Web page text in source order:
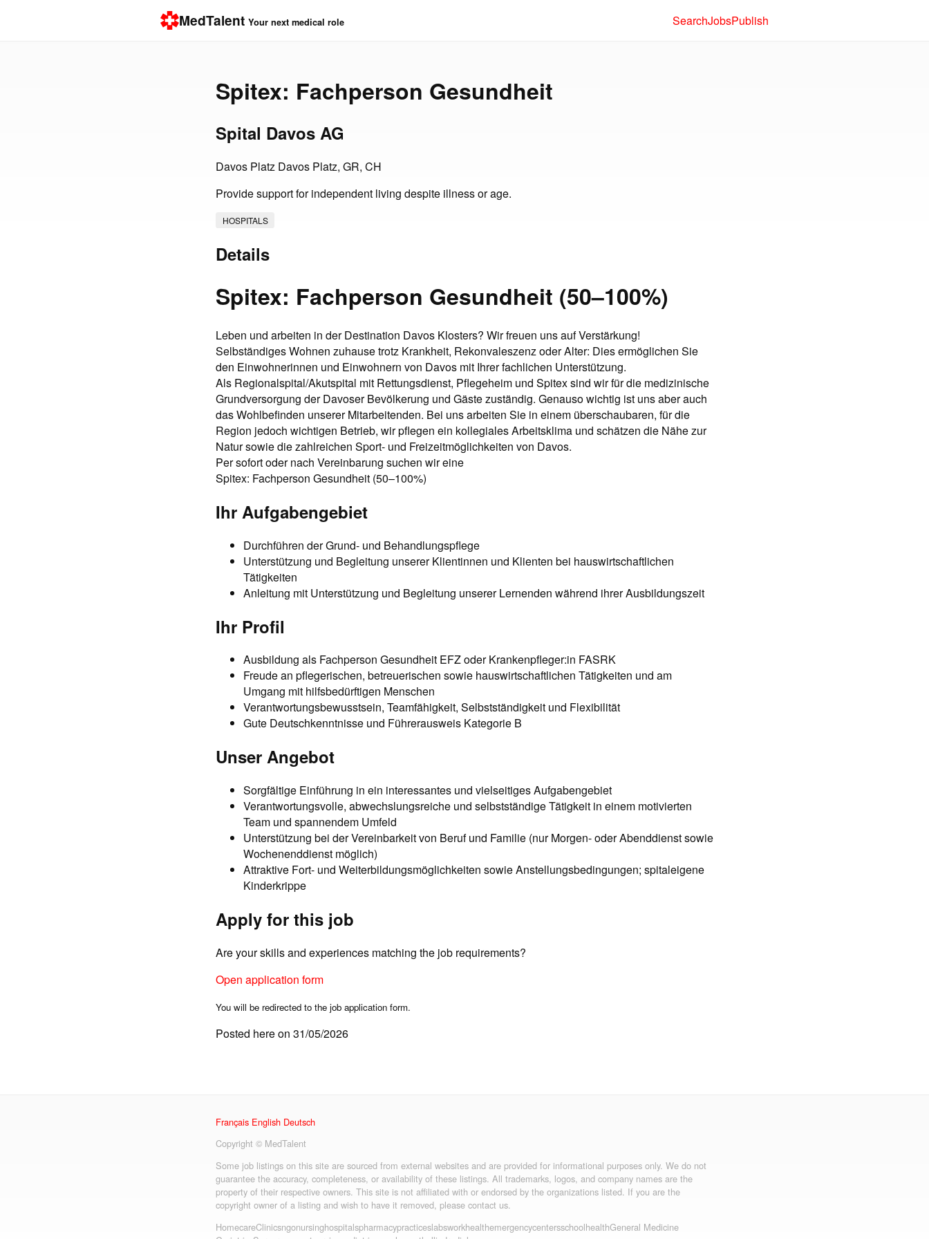
MedTalent Your next medical role SearchJobsPublish
Spitex: Fachperson Gesundheit
Spital Davos AG
Davos Platz Davos Platz, GR, CH
Provide support for independent living despite illness or age.
HOSPITALS
Details
Spitex: Fachperson Gesundheit (50–100%)
Leben und arbeiten in der Destination Davos Klosters? Wir freuen uns auf Verstärkung!
Selbständiges Wohnen zuhause trotz Krankheit, Rekonvaleszenz oder Alter: Dies ermöglichen Sie
den Einwohnerinnen und Einwohnern von Davos mit Ihrer fachlichen Unterstützung.
Als Regionalspital/Akutspital mit Rettungsdienst, Pflegeheim und Spitex sind wir für die medizinische
Grundversorgung der Davoser Bevölkerung und Gäste zuständig. Genauso wichtig ist uns aber auch
das Wohlbefinden unserer Mitarbeitenden. Bei uns arbeiten Sie in einem überschaubaren, für die
Region jedoch wichtigen Betrieb, wir pflegen ein kollegiales Arbeitsklima und schätzen die Nähe zur
Natur sowie die zahlreichen Sport- und Freizeitmöglichkeiten von Davos.
Per sofort oder nach Vereinbarung suchen wir eine
Spitex: Fachperson Gesundheit (50–100%)
Ihr Aufgabengebiet
Durchführen der Grund- und Behandlungspflege
Unterstützung und Begleitung unserer Klientinnen und Klienten bei hauswirtschaftlichen
Tätigkeiten
Anleitung mit Unterstützung und Begleitung unserer Lernenden während ihrer Ausbildungszeit
Ihr Profil
Ausbildung als Fachperson Gesundheit EFZ oder Krankenpfleger:in FASRK
Freude an pflegerischen, betreuerischen sowie hauswirtschaftlichen Tätigkeiten und am
Umgang mit hilfsbedürftigen Menschen
Verantwortungsbewusstsein, Teamfähigkeit, Selbstständigkeit und Flexibilität
Gute Deutschkenntnisse und Führerausweis Kategorie B
Unser Angebot
Sorgfältige Einführung in ein interessantes und vielseitiges Aufgabengebiet
Verantwortungsvolle, abwechslungsreiche und selbstständige Tätigkeit in einem motivierten
Team und spannendem Umfeld
Unterstützung bei der Vereinbarkeit von Beruf und Familie (nur Morgen- oder Abenddienst sowie
Wochenenddienst möglich)
Attraktive Fort- und Weiterbildungsmöglichkeiten sowie Anstellungsbedingungen; spitaleigene
Kinderkrippe
Apply for this job
Are your skills and experiences matching the job requirements?
Open application form
You will be redirected to the job application form.
Posted here on 31/05/2026
Français English Deutsch
Copyright © MedTalent
Some job listings on this site are sourced from external websites and are provided for informational purposes only. We do not
guarantee the accuracy, completeness, or availability of these listings. All trademarks, logos, and company names are the
property of their respective owners. This site is not affiliated with or endorsed by the organizations listed. If you are the
copyright owner of a listing and wish to have it removed, please contact us.
HomecareClinicsngonursinghospitalspharmacypracticeslabsworkhealthemergencycentersschoolhealthGeneral Medicine